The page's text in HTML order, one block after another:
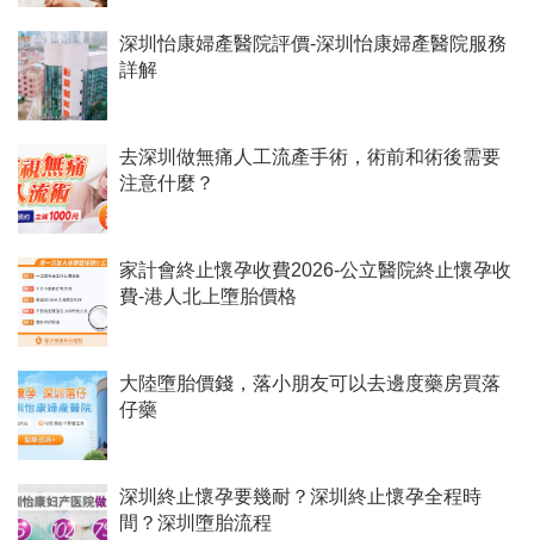
深圳怡康婦產醫院評價-深圳怡康婦產醫院服務
詳解
去深圳做無痛人工流產手術，術前和術後需要
注意什麼？
家計會終止懷孕收費2026-公立醫院終止懷孕收
費-港人北上墮胎價格
大陸墮胎價錢，落小朋友可以去邊度藥房買落
仔藥
深圳終止懷孕要幾耐？深圳終止懷孕全程時
間？深圳墮胎流程